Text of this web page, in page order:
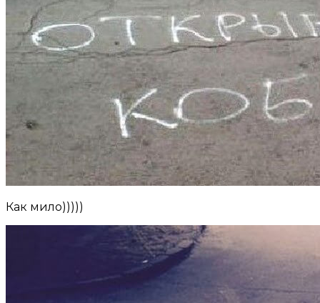
Как мило)))))